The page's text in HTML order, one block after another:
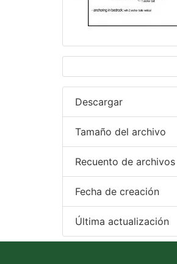
Descargar
Tamaño del archivo
Recuento de archivos
Fecha de creación
Última actualización